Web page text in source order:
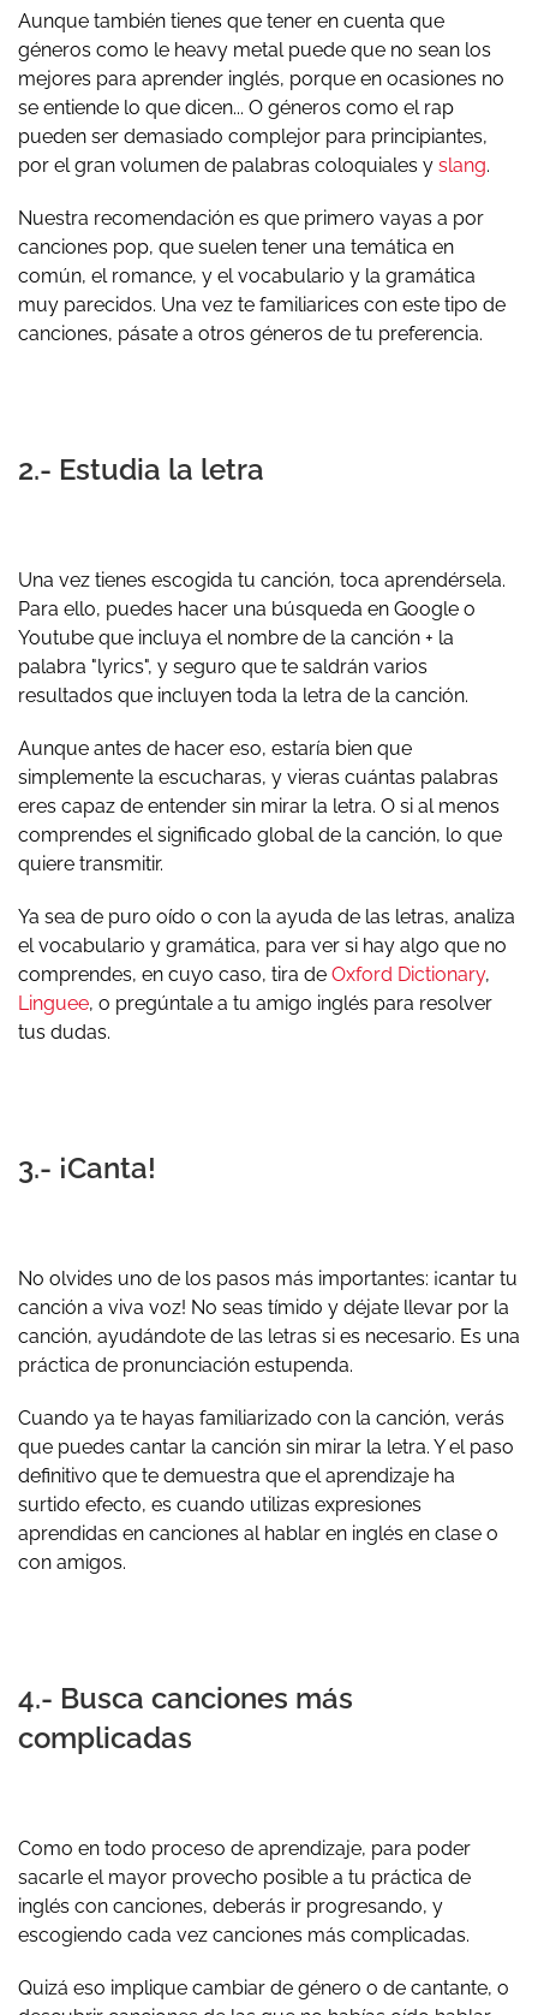
Aunque también tienes que tener en cuenta que
géneros como le heavy metal puede que no sean los
mejores para aprender inglés, porque en ocasiones no
se entiende lo que dicen... O géneros como el rap
pueden ser demasiado complejor para principiantes,
por el gran volumen de palabras coloquiales y slang.
Nuestra recomendación es que primero vayas a por
canciones pop, que suelen tener una temática en
común, el romance, y el vocabulario y la gramática
muy parecidos. Una vez te familiarices con este tipo de
canciones, pásate a otros géneros de tu preferencia.
2.- Estudia la letra
Una vez tienes escogida tu canción, toca aprendérsela.
Para ello, puedes hacer una búsqueda en Google o
Youtube que incluya el nombre de la canción + la
palabra "lyrics", y seguro que te saldrán varios
resultados que incluyen toda la letra de la canción.
Aunque antes de hacer eso, estaría bien que
simplemente la escucharas, y vieras cuántas palabras
eres capaz de entender sin mirar la letra. O si al menos
comprendes el significado global de la canción, lo que
quiere transmitir.
Ya sea de puro oído o con la ayuda de las letras, analiza
el vocabulario y gramática, para ver si hay algo que no
comprendes, en cuyo caso, tira de Oxford Dictionary,
Linguee, o pregúntale a tu amigo inglés para resolver
tus dudas.
3.- ¡Canta!
No olvides uno de los pasos más importantes: ¡cantar tu
canción a viva voz! No seas tímido y déjate llevar por la
canción, ayudándote de las letras si es necesario. Es una
práctica de pronunciación estupenda.
Cuando ya te hayas familiarizado con la canción, verás
que puedes cantar la canción sin mirar la letra. Y el paso
definitivo que te demuestra que el aprendizaje ha
surtido efecto, es cuando utilizas expresiones
aprendidas en canciones al hablar en inglés en clase o
con amigos.
4.- Busca canciones más
complicadas
Como en todo proceso de aprendizaje, para poder
sacarle el mayor provecho posible a tu práctica de
inglés con canciones, deberás ir progresando, y
escogiendo cada vez canciones más complicadas.
Quizá eso implique cambiar de género o de cantante, o